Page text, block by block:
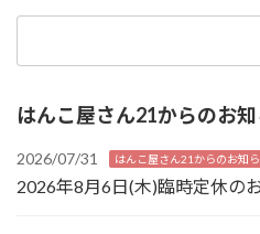
はんこ屋さん21からのお
2026/07/31 はんこ屋さん21からのお知
2026年8月6日(木)臨時定休の